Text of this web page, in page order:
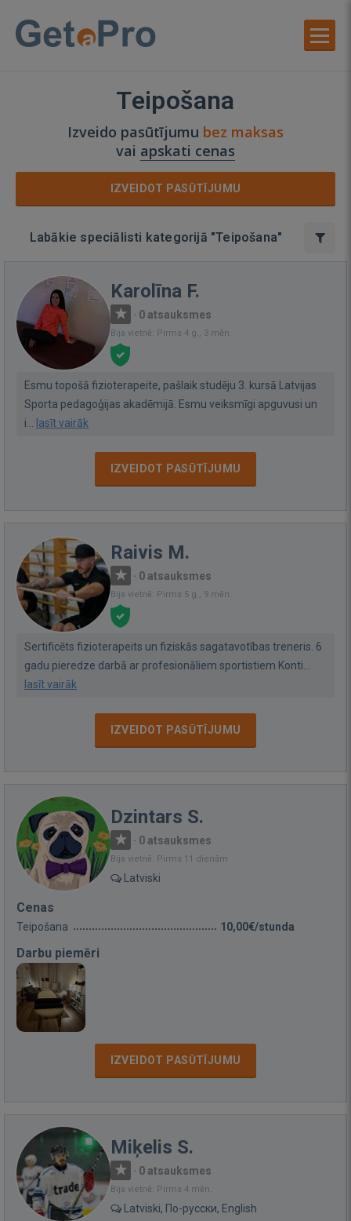
Teipošana
Izveido pasūtījumu bez maksas
vai apskati cenas
IZVEIDOT PASŪTĪJUMU
Labākie speciālisti kategorijā "Teipošana"
Karolīna F.
· 0 atsauksmes
Bija vietnē: Pirms 4 g., 3 mēn.
Esmu topošā fizioterapeite, pašlaik studēju 3. kursā Latvijas
Sporta pedagoģijas akadēmijā. Esmu veiksmīgi apguvusi un
i...
lasīt vairāk
IZVEIDOT PASŪTĪJUMU
Raivis M.
· 0 atsauksmes
Bija vietnē: Pirms 5 g., 9 mēn.
Sertificēts fizioterapeits un fiziskās sagatavotības treneris. 6
gadu pieredze darbā ar profesionāliem sportistiem Konti...
lasīt vairāk
IZVEIDOT PASŪTĪJUMU
Dzintars S.
· 0 atsauksmes
Bija vietnē: Pirms 11 dienām
Latviski
Cenas
Teipošana 10,00€/stunda
Darbu piemēri
IZVEIDOT PASŪTĪJUMU
Miķelis S.
· 0 atsauksmes
Bija vietnē: Pirms 4 mēn.
Latviski, По-русски, English